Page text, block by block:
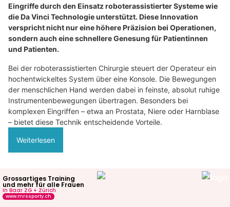
Eingriffe durch den Einsatz roboterassistierter Systeme wie
die Da Vinci Technologie unterstützt. Diese Innovation
verspricht nicht nur eine höhere Präzision bei Operationen,
sondern auch eine schnellere Genesung für Patientinnen
und Patienten.
Bei der roboterassistierten Chirurgie steuert der Operateur ein
hochentwickeltes System über eine Konsole. Die Bewegungen
der menschlichen Hand werden dabei in feinste, absolut ruhige
Instrumentenbewegungen übertragen. Besonders bei
komplexen Eingriffen – etwa an Prostata, Niere oder Harnblase
– bietet diese Technik entscheidende Vorteile.
Weiterlesen